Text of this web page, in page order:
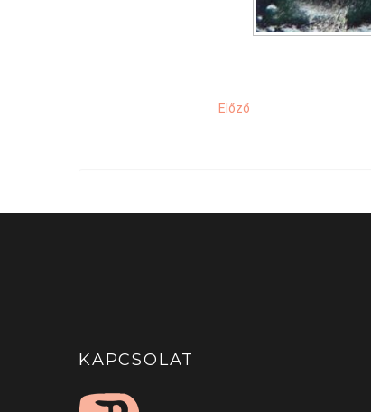
Előző
KAPCSOLAT